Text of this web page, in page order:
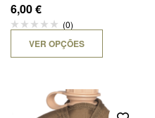
6,00€
(0)
VER OPÇÕES